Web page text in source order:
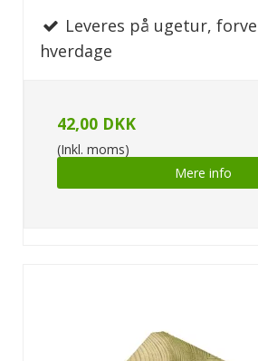
Leveres på ugetur,
hverdage
42,00 DKK
(Inkl. moms)
Mere info